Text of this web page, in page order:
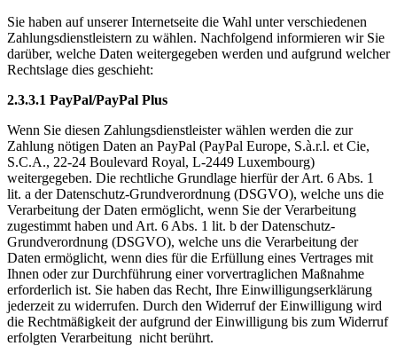
Sie haben auf unserer Internetseite die Wahl unter verschiedenen
Zahlungsdienstleistern zu wählen. Nachfolgend informieren wir Sie
darüber, welche Daten weitergegeben werden und aufgrund welcher
Rechtslage dies geschieht:
2.3.3.1 PayPal/PayPal Plus
Wenn Sie diesen Zahlungsdienstleister wählen werden die zur
Zahlung nötigen Daten an PayPal (PayPal Europe, S.à.r.l. et Cie,
S.C.A., 22-24 Boulevard Royal, L-2449 Luxembourg)
weitergegeben. Die rechtliche Grundlage hierfür der Art. 6 Abs. 1
lit. a der Datenschutz-Grundverordnung (DSGVO), welche uns die
Verarbeitung der Daten ermöglicht, wenn Sie der Verarbeitung
zugestimmt haben und Art. 6 Abs. 1 lit. b der Datenschutz-
Grundverordnung (DSGVO), welche uns die Verarbeitung der
Daten ermöglicht, wenn dies für die Erfüllung eines Vertrages mit
Ihnen oder zur Durchführung einer vorvertraglichen Maßnahme
erforderlich ist. Sie haben das Recht, Ihre Einwilligungserklärung
jederzeit zu widerrufen. Durch den Widerruf der Einwilligung wird
die Rechtmäßigkeit der aufgrund der Einwilligung bis zum Widerruf
erfolgten Verarbeitung nicht berührt.